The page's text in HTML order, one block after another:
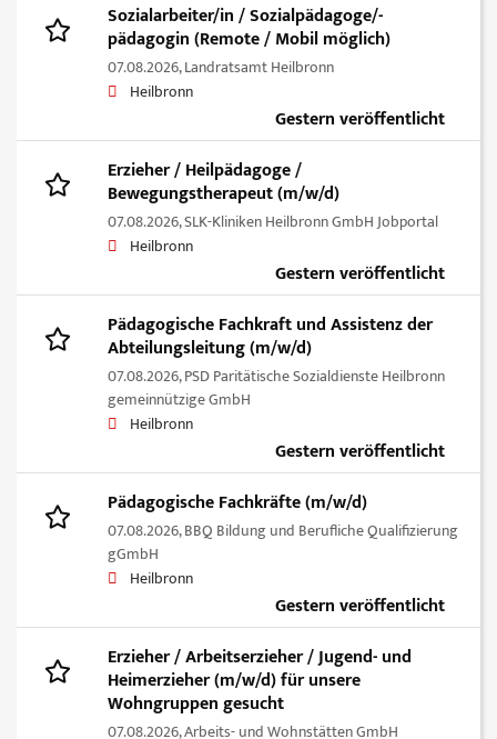
Sozialarbeiter/in / Sozialpädagoge/-
pädagogin (Remote / Mobil möglich)
07.08.2026,Landratsamt Heilbronn
Heilbronn
Gestern veröffentlicht
Erzieher / Heilpädagoge /
Bewegungstherapeut (m/w/d)
07.08.2026,SLK-Kliniken Heilbronn GmbH Jobportal
Heilbronn
Gestern veröffentlicht
Pädagogische Fachkraft und Assistenz der
Abteilungsleitung (m/w/d)
07.08.2026,PSD Paritätische Sozialdienste Heilbronn
gemeinnützige GmbH
Heilbronn
Gestern veröffentlicht
Pädagogische Fachkräfte (m/w/d)
07.08.2026,BBQ Bildung und Berufliche Qualifizierung
gGmbH
Heilbronn
Gestern veröffentlicht
Erzieher / Arbeitserzieher / Jugend- und
Heimerzieher (m/w/d) für unsere
Wohngruppen gesucht
07.08.2026,Arbeits- und Wohnstätten GmbH